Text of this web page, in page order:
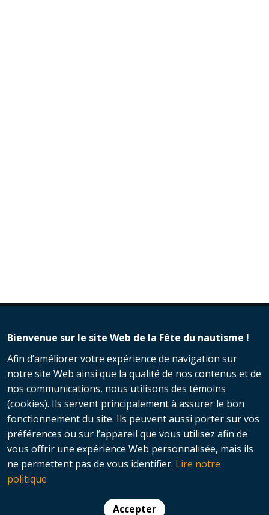
© 2026 Fête du nautisme - Nautisme
Québec | Tous droits réservés​ |
personnels
Bienvenue sur le site Web de la Fête du nautisme !
Afin d’améliorer votre expérience de navigation sur
notre site Web ainsi que la qualité de nos contenus et de
nos communications, nous utilisons des témoins
(cookies). Ils servent principalement à assurer le bon
fonctionnement du site. Ils peuvent aussi porter sur vos
préférences ou sur l’appareil que vous utilisez afin de
vous offrir une expérience Web personnalisée, mais ils
ne permettent pas de vous identifier. Lire notre
politique
Accepter